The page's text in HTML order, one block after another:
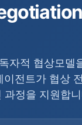
자적 협상모델
전트가 협상
과정을 지원합